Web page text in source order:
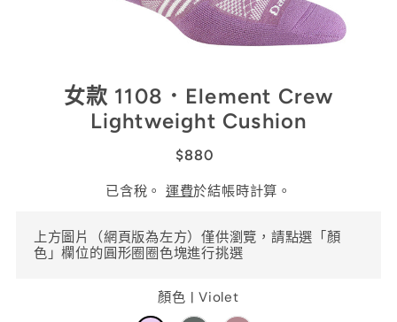
女款 1108．Element Crew
Lightweight Cushion
$880
已含稅。 運費於結帳時計算。
上方圖片（網頁版為左方）僅供瀏覽，請點選「顏
色」欄位的圓形圈圈色塊進行挑選
顏色 |Violet